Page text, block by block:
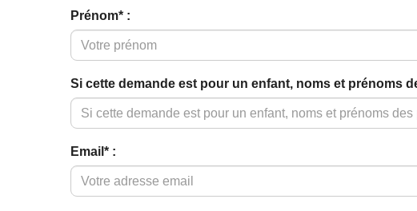
Prénom* :
Si cette demande est pour un enfant, noms et prénoms
Email* :